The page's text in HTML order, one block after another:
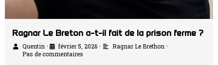
Ragnar Le Breton a-t-il fait de la prison ferme ?
Quentin • février 5, 2026 • Ragnar Le Brethon •
Pas de commentaires